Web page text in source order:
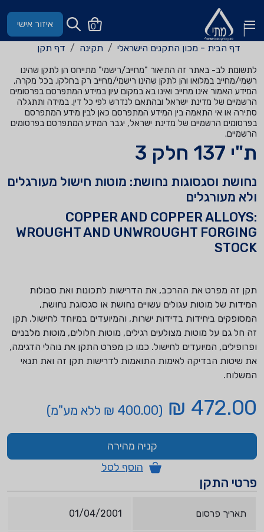
0 איזור אישי
דף הבית - מכון התקנים הישראלי תקינה דף תקן
לתשומת לב- באתר זה התיאור "מחייב/רישמי" מתייחס הן לתקן שהינו
רשמי/מחייב במלואו והן לתקן שהינו רישמי/מחייב רק בחלקו. בכל מקרה,
המידע האמור אינו מחייב ואינו בא במקום עיון במידע המתפרסם בפרסומים
הרשמיים של מדינת ישראל ובהתאם לנדרש לפי כל דין. במידה ותתגלה
סתירה או אי התאמה בין המידע המתפרסם כאן לבין מידע המתפרסם
בפרסומים הרשמיים של מדינת ישראל, יגבר המידע המתפרסם בפרסומים
הרשמיים.
ת"י 137 חלק 3
נחושת וסגסוגות נחושת: מוטות חישול מעורגלים
ולא מעורגלים
COPPER AND COPPER ALLOYS:
WROUGHT AND UNWROUGHT FORGING
STOCK
תקן זה מפרט את ההרכב, את הדרישות לתכונות ואת סבולות
המידות של מוטות עגולים עשויים נחושת או סגסוגת נחושת,
המסופקים ביחידות בדידות ישרות, והמיועדים במיוחד לחישול. תקן
זה חל גם על מוטות מצולעים רגילים, מוטות חלולים, מוטות מלבניים
ופרופילים, המיועדים לחישול. כמו כן מפרט התקן את נוהלי הדגימה,
את שיטות הבדיקה לאימות התואמות לדרישות תקן זה ואת תנאי
המשלוח.
472.00 ₪ (400.00 ₪ ללא מע"מ)
קניה מהירה
הוסף לסל
פרטי התקן
תאריך פרסום 01/04/2001